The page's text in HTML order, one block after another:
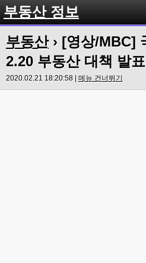
부동산 정보
부동산› [영상/MBC]
2.20 부동산 대책 발
2020.02.21 18:20:58 | 메뉴 건너뛰기